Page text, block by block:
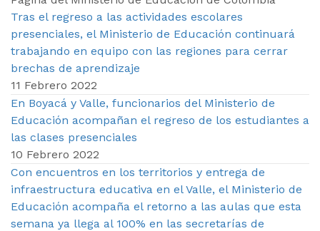
Tras el regreso a las actividades escolares
presenciales, el Ministerio de Educación continuará
trabajando en equipo con las regiones para cerrar
brechas de aprendizaje
11 Febrero 2022
En Boyacá y Valle, funcionarios del Ministerio de
Educación acompañan el regreso de los estudiantes a
las clases presenciales
10 Febrero 2022
Con encuentros en los territorios y entrega de
infraestructura educativa en el Valle, el Ministerio de
Educación acompaña el retorno a las aulas que esta
semana ya llega al 100% en las secretarías de